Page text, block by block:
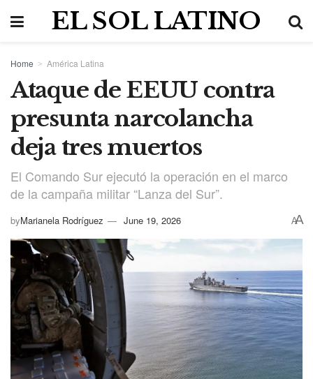
EL SOL LATINO
Home América Latina
Ataque de EEUU contra
presunta narcolancha
deja tres muertos
El Comando Sur ejecutó la operación en el marco
de la campaña militar “Lanza del Sur”.
byMarianela Rodríguez June 19, 2026 AA